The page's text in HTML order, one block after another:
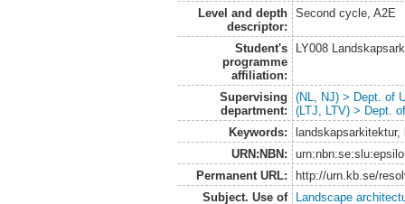
Level and depth
descriptor:
Second cycle, A2E
Student's
programme
affiliation:
LY008
Supervising
department:
(NL, NJ) > Dept. of
(LTJ, LTV) > Dept.
Keywords:
landskapsarkitektur,
URN:NBN:
Permanent URL:
http://urn.kb.se/
Subject. Use of
Landscape